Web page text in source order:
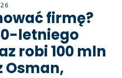
firmę?
letniego
robi 100 mln
Osman,